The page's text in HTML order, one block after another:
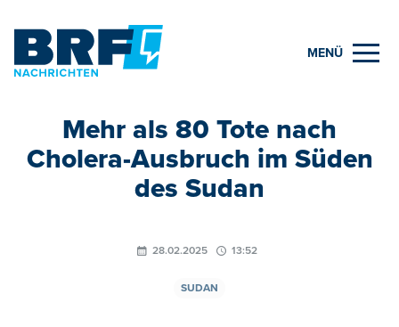
MENÜ
Mehr als 80 Tote nach
Cholera-Ausbruch im Süden
des Sudan
28.02.2025 13:52
SUDAN